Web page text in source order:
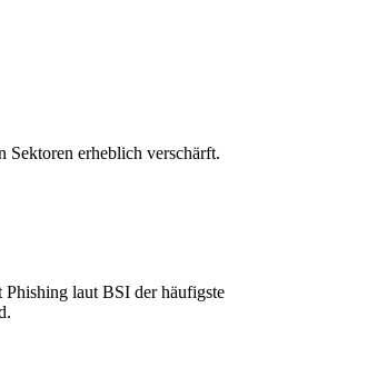
Sektoren erheblich verschärft.
Phishing laut BSI der häufigste